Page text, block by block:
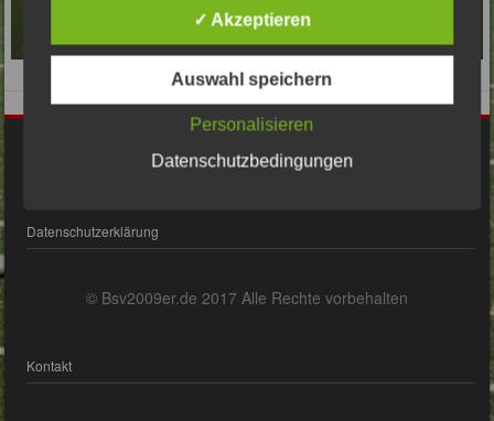
Datenschutzerklärung
© Bsv2009er.de 2017 Alle Rechte vorbehalten
Kontakt
✓ Akzeptieren
Auswahl speichern
Personalisieren
Datenschutzbedingungen